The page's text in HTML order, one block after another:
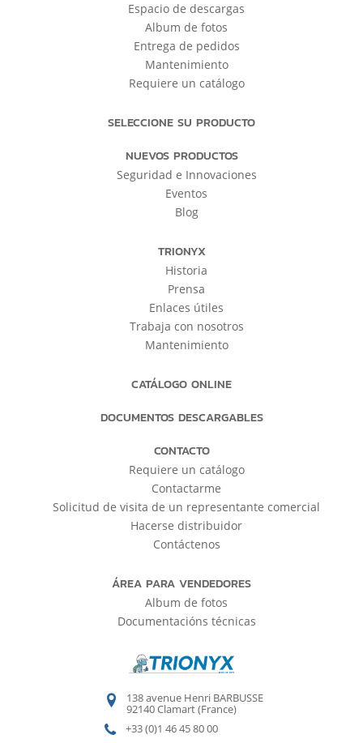
Espacio de descargas
Album de fotos
Entrega de pedidos
Mantenimiento
Requiere un catálogo
SELECCIONE SU PRODUCTO
NUEVOS PRODUCTOS
Seguridad e Innovaciones
Eventos
Blog
TRIONYX
Historia
Prensa
Enlaces útiles
Trabaja con nosotros
Mantenimiento
CATÁLOGO ONLINE
DOCUMENTOS DESCARGABLES
CONTACTO
Requiere un catálogo
Contactarme
Solicitud de visita de un representante comercial
Hacerse distribuidor
Contáctenos
ÁREA PARA VENDEDORES
Album de fotos
Documentacións técnicas
138 avenue Henri BARBUSSE
92140 Clamart (France)
+33 (0)1 46 45 80 00